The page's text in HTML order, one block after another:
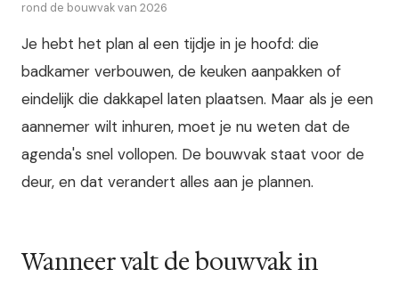
rond de bouwvak van 2026
Je hebt het plan al een tijdje in je hoofd: die
badkamer verbouwen, de keuken aanpakken of
eindelijk die dakkapel laten plaatsen. Maar als je een
aannemer wilt inhuren, moet je nu weten dat de
agenda's snel vollopen. De bouwvak staat voor de
deur, en dat verandert alles aan je plannen.
Wanneer valt de bouwvak in